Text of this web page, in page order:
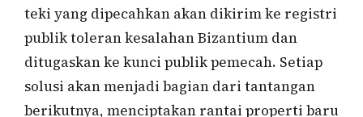
teki yang dipecahkan akan dikirim ke registri
publik toleran kesalahan Bizantium dan
ditugaskan ke kunci publik pemecah. Setiap
solusi akan menjadi bagian dari tantangan
berikutnya, menciptakan rantai properti baru